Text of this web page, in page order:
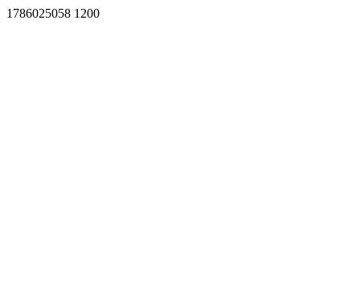
1786025058 1200